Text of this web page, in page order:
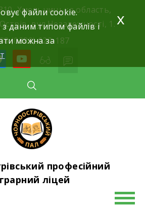
Хмельницька область,
вул.Незалежності, 1.
(0382) 622-187
youtube
професійний
ліцей
файли cookie.
даним типом файлів і
можна за
x